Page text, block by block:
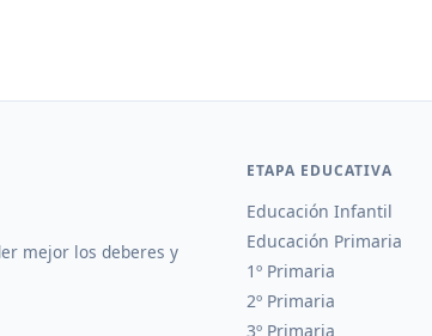
mejor los deberes y
ETAPA EDUCATIVA
Educación Infantil
Educación Primaria
1º Primaria
2º Primaria
3º Primaria